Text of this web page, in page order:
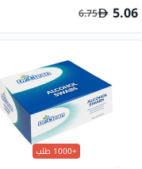
5.06
6.75
+1000 طلب